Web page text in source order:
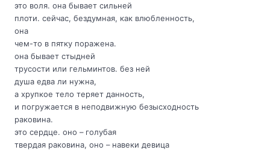
это воля. она бывает сильней
плоти. сейчас, бездумная, как влюбленность,
она
чем-то в пятку поражена.
она бывает стыдней
трусости или гельминтов. без ней
душа едва ли нужна,
а хрупкое тело теряет данность,
и погружается в неподвижную безысходность
раковина.
это сердце. оно – голубая
твердая раковина, оно – навеки девица